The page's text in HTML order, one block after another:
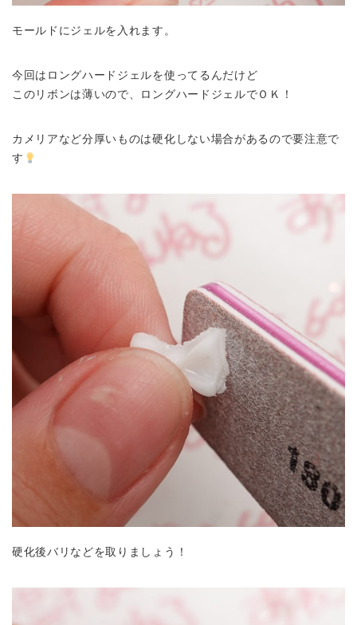
モールドにジェルを入れます。
今回はロングハードジェルを使ってるんだけど
このリボンは薄いので、ロングハードジェルでＯＫ！
カメリアなど分厚いものは硬化しない場合があるので要注意で
す
硬化後バリなどを取りましょう！